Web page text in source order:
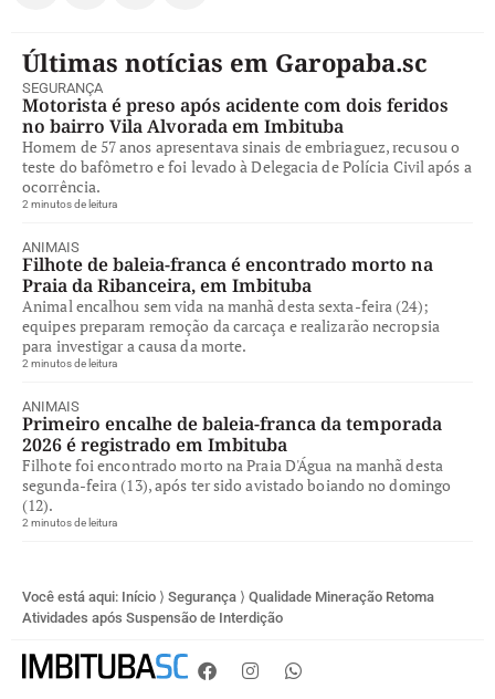
Últimas notícias em Garopaba.sc
SEGURANÇA
Motorista é preso após acidente com dois feridos
no bairro Vila Alvorada em Imbituba
Homem de 57 anos apresentava sinais de embriaguez, recusou o
teste do bafômetro e foi levado à Delegacia de Polícia Civil após a
ocorrência.
2 minutos de leitura
ANIMAIS
Filhote de baleia-franca é encontrado morto na
Praia da Ribanceira, em Imbituba
Animal encalhou sem vida na manhã desta sexta-feira (24);
equipes preparam remoção da carcaça e realizarão necropsia
para investigar a causa da morte.
2 minutos de leitura
ANIMAIS
Primeiro encalhe de baleia-franca da temporada
2026 é registrado em Imbituba
Filhote foi encontrado morto na Praia D'Água na manhã desta
segunda-feira (13), após ter sido avistado boiando no domingo
(12).
2 minutos de leitura
Você está aqui: Início ⟩ Segurança ⟩ Qualidade Mineração Retoma
Atividades após Suspensão de Interdição